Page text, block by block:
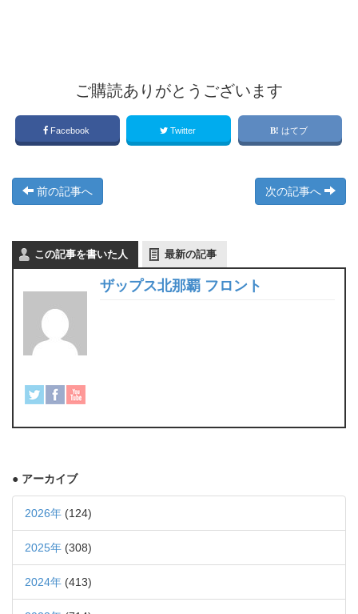
ご購読ありがとうございます
Facebook Twitter はてブ
前の記事へ 次の記事へ
この記事を書いた人 最新の記事
ザップス北那覇 フロント
● アーカイブ
2026年 (124)
2025年 (308)
2024年 (413)